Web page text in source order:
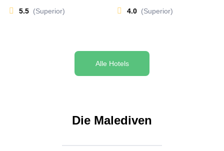
5.5 (Superior) 4.0 (Superior)
Alle Hotels
Die Malediven